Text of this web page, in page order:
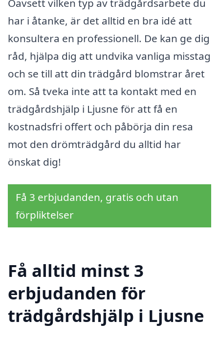
Oavsett vilken typ av trädgårdsarbete du
har i åtanke, är det alltid en bra idé att
konsultera en professionell. De kan ge dig
råd, hjälpa dig att undvika vanliga misstag
och se till att din trädgård blomstrar året
om. Så tveka inte att ta kontakt med en
trädgårdshjälp i Ljusne för att få en
kostnadsfri offert och påbörja din resa
mot den drömträdgård du alltid har
önskat dig!
Få 3 erbjudanden, gratis och utan
förpliktelser
Få alltid minst 3
erbjudanden för
trädgårdshjälp i Ljusne